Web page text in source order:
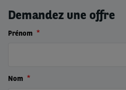
Demandez une offre
Prénom
Nom